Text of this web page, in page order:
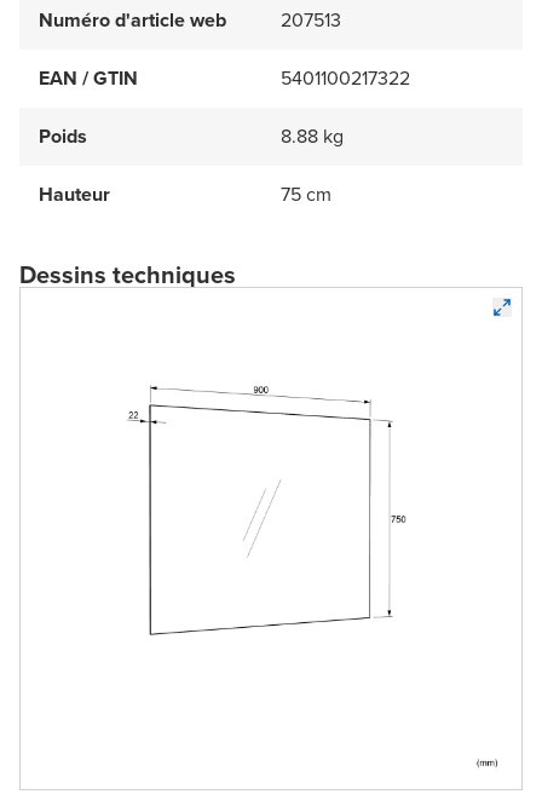
Numéro d'article web 207513
EAN / GTIN 5401100217322
Poids 8.88 kg
Hauteur 75 cm
Dessins techniques